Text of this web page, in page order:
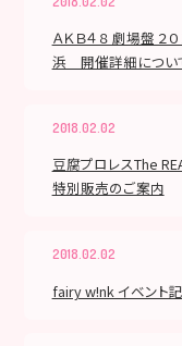
ＡＫＢ４８ 劇場盤 ２
浜 開催詳細につい
2018.02.02
豆腐プロレスThe
特別販売のご案内
2018.02.02
fairy w!nk イベント